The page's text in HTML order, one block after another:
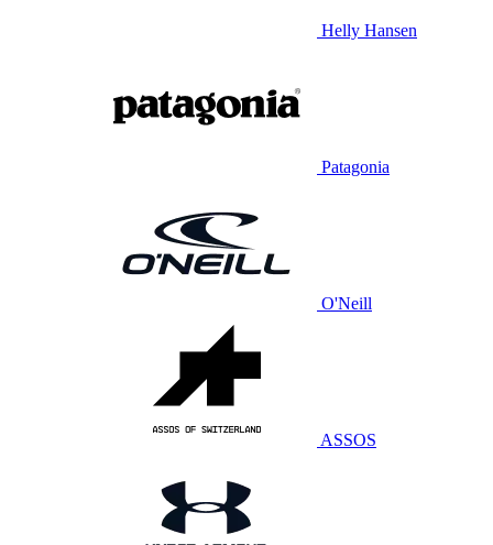
Helly Hansen
Patagonia
O'Neill
ASSOS